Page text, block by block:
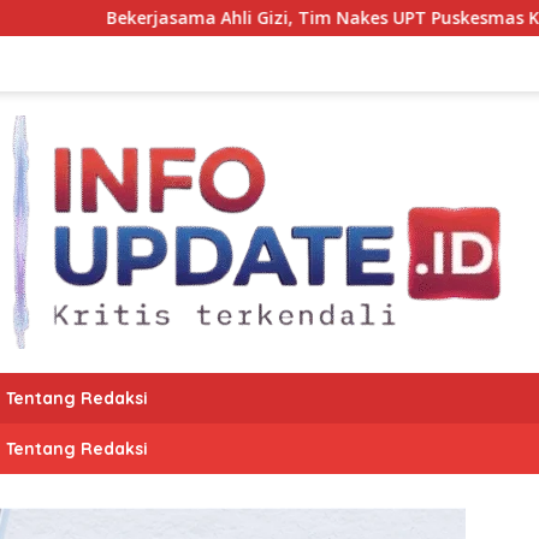
Ahli Gizi, Tim Nakes UPT Puskesmas Kota Bantaeng
Tentang Redaksi
Tentang Redaksi